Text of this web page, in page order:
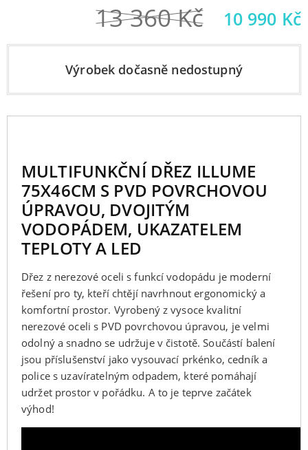
13 360Kč
Původní
cena
byla:
13
10 990 Kč
Výrobek dočasně nedostupný
MULTIFUNKČNÍ DŘEZ ILLUME
75X46CM S PVD POVRCHOVOU
ÚPRAVOU, DVOJITÝM
VODOPÁDEM, UKAZATELEM
TEPLOTY A LED
Dřez z nerezové oceli s funkcí vodopádu je moderní
řešení pro ty, kteří chtějí navrhnout ergonomický a
komfortní prostor. Vyrobený z vysoce kvalitní
nerezové oceli s PVD povrchovou úpravou, je velmi
odolný a snadno se udržuje v čistotě. Součástí balení
jsou příslušenství jako vysouvací prkénko, cedník a
police s uzavíratelným odpadem, které pomáhají
udržet prostor v pořádku. A to je teprve začátek
výhod!